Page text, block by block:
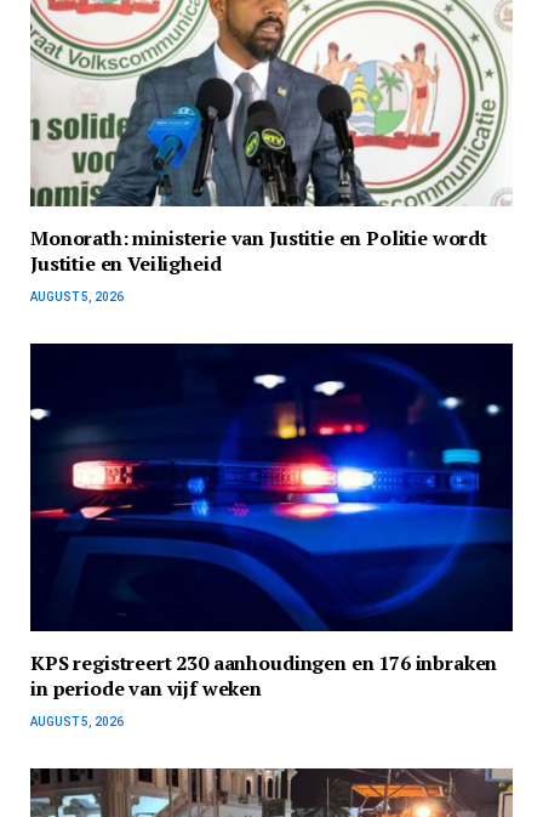
Monorath: ministerie van Justitie en Politie wordt
Justitie en Veiligheid
AUGUST 5, 2026
KPS registreert 230 aanhoudingen en 176 inbraken
in periode van vijf weken
AUGUST 5, 2026